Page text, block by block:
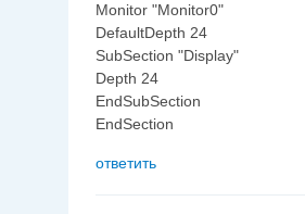
Monitor "Monitor0"
DefaultDepth 24
SubSection "Display"
Depth 24
EndSubSection
EndSection
ответить